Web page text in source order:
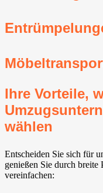
Ihre Vorteile,
wählen
Entscheiden Sie sich für
genießen Sie durch breite
vereinfachen: